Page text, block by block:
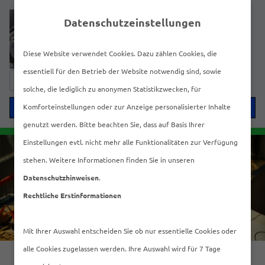
nach:
Menü
Datenschutzeinstellungen
Diese Website verwendet Cookies. Dazu zählen Cookies, die
essentiell für den Betrieb der Website notwendig sind, sowie
solche, die lediglich zu anonymen Statistikzwecken, für
Komforteinstellungen oder zur Anzeige personalisierter Inhalte
genutzt werden. Bitte beachten Sie, dass auf Basis Ihrer
Einstellungen evtl. nicht mehr alle Funktionalitäten zur Verfügung
stehen. Weitere Informationen finden Sie in unseren
Datenschutzhinweisen.
Rechtliche Erstinformationen
Mit Ihrer Auswahl entscheiden Sie ob nur essentielle Cookies oder
alle Cookies zugelassen werden. Ihre Auswahl wird für 7 Tage